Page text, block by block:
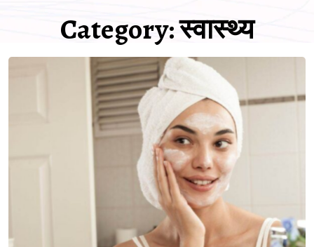
Category:स्वास्थ्य